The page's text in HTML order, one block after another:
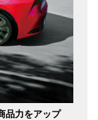
品力をアップ